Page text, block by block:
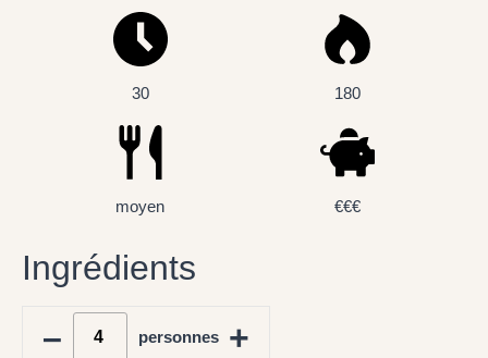
30 180
moyen €€€
Ingrédients
–
personnes +